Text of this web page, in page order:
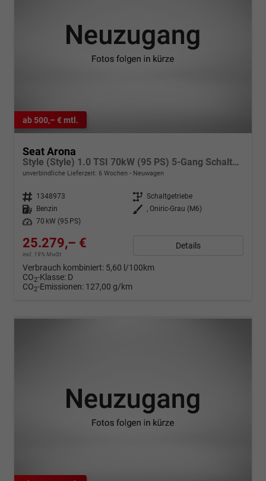
ab 500,– € mtl.
Seat Arona
Style (Style) 1.0 TSI 70kW (95 PS) 5-Gang Schaltgetriebe
unverbindliche Lieferzeit: 6 Wochen Neuwagen
Fahrzeugnr. 1348973 Getriebe Schaltgetriebe
Kraftstoff
Benzin Außenfarbe
, Oniric-Grau (M6)
Leistung
70 kW (95 PS)
25.279,– €
incl. 19% MwSt.
Details
Verbrauch kombiniert: 5,60 l/100km
CO2-Klasse: D
CO2-Emissionen: 127,00 g/km